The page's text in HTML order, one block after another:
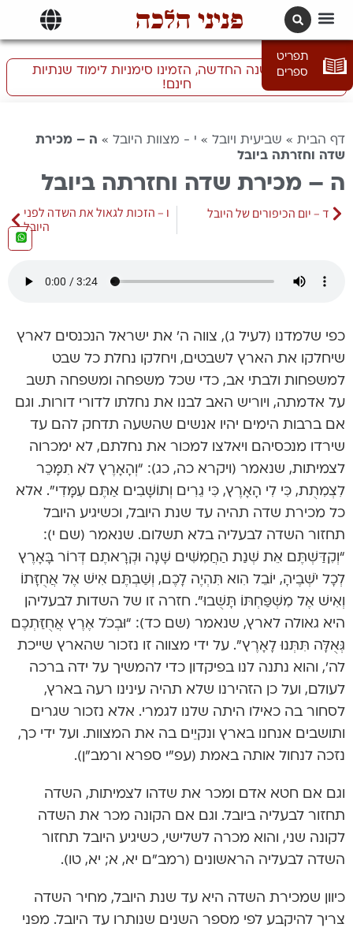
פניני הלכה
תפריט
ספרים
התכוננו לשנה החדשה, הזמינו סימניות לימוד שנתיות
חינם!
דף הבית » שביעית ויובל » י - מצוות היובל » ה – מכירת
שדה וחזרתה ביובל
ה – מכירת שדה וחזרתה ביובל
ד – יום הכיפורים של היובל
ו – הזכות לגאול את השדה לפני
היובל
כפי שלמדנו (לעיל ג), צווה ה’ את ישראל הנכנסים לארץ
שיחלקו את הארץ לשבטים, ויחלקו נחלת כל שבט
למשפחות ולבתי אב, כדי שכל משפחה ומשפחה תשב
על אדמתה, ויוריש האב לבנו את נחלתו לדורי דורות. וגם
אם ברבות הימים יהיו אנשים שהשעה תדחק להם עד
שירדו מנכסיהם ויאלצו למכור את נחלתם, לא ימכרוה
לצמיתות, שנאמר (ויקרא כה, כג): “וְהָאָרֶץ לֹא תִמָּכֵר
לִצְמִתֻת, כִּי לִי הָאָרֶץ, כִּי גֵרִים וְתוֹשָׁבִים אַתֶּם עִמָּדִי”. אלא
כל מכירת שדה תהיה עד שנת היובל, וכשיגיע היובל
תחזור השדה לבעליה בלא תשלום. שנאמר (שם י):
“וְקִדַּשְׁתֶּם אֵת שְׁנַת הַחֲמִשִּׁים שָׁנָה וּקְרָאתֶם דְּרוֹר בָּאָרֶץ
לְכָל יֹשְׁבֶיהָ, יוֹבֵל הִוא תִּהְיֶה לָכֶם, וְשַׁבְתֶּם אִישׁ אֶל אֲחֻזָּתוֹ
וְאִישׁ אֶל מִשְׁפַּחְתּוֹ תָּשֻׁבוּ”. חזרה זו של השדות לבעליהן
היא גאולה לארץ, שנאמר (שם כד): “וּבְכֹל אֶרֶץ אֲחֻזַּתְכֶם
גְּאֻלָּה תִּתְּנוּ לָאָרֶץ”. על ידי מצווה זו נזכור שהארץ שייכת
לה’, והוא נתנה לנו בפיקדון כדי להמשיך על ידה ברכה
לעולם, ועל כן הזהירנו שלא תהיה עינינו רעה בארץ,
לסחור בה כאילו היתה שלנו לגמרי. אלא נזכור שגרים
ותושבים אנחנו בארץ ונקיֵים בה את המצוות. ועל ידי כך,
נזכה לנחול אותה באמת (עפ”י ספרא ורמב”ן).
וגם אם חטא אדם ומכר את שדהו לצמיתות, השדה
תחזור לבעליה ביובל. וגם אם הקונה מכר את השדה
לקונה שני, והוא מכרה לשלישי, כשיגיע היובל תחזור
השדה לבעליה הראשונים (רמב”ם יא, א; יא, טו).
כיוון שמכירת השדה היא עד שנת היובל, מחיר השדה
צריך להיקבע לפי מספר השנים שנותרו עד היובל. מפני